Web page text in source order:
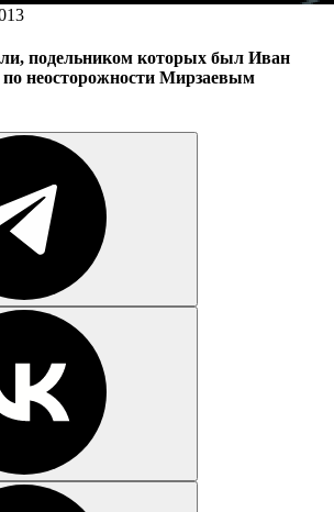
подельником которых был Иван
неосторожности Мирзаевым